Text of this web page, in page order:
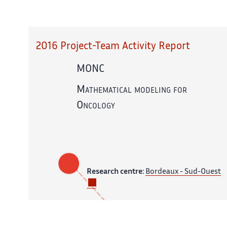
2016 Project-Team Activity Report
MONC
Mathematical modeling for
Oncology
Research centre: Bordeaux - Sud-Ouest